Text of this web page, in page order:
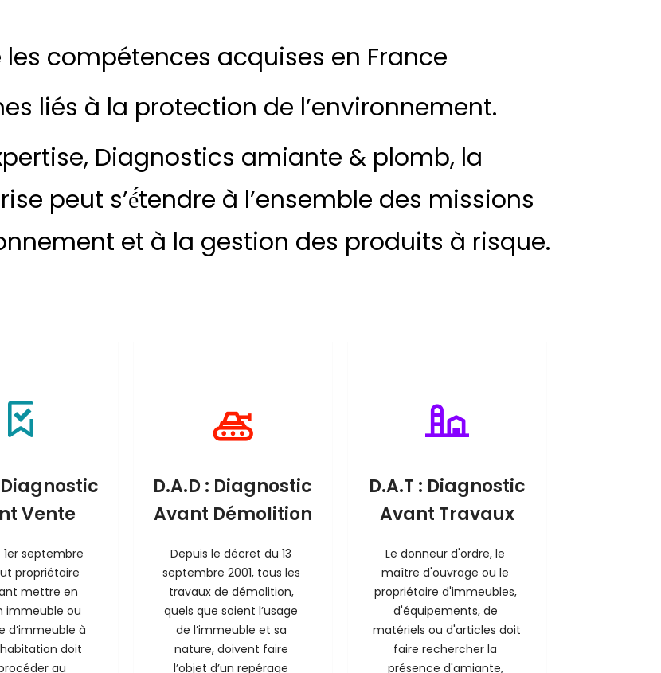
compétences acquises en France
liés à la protection de l’environnement.
Diagnostics amiante & plomb, la
peut s’é́tendre à l’ensemble des missions
et à la gestion des produits à risque.
Diagnostic
Vente
1er septembre
propriétaire
mettre en
immeuble ou
d’immeuble à
doit
au
D.A.D : Diagnostic
Avant Démolition
Depuis le décret du 13
septembre 2001, tous les
travaux de démolition,
quels que soient l’usage
de l’immeuble et sa
nature, doivent faire
l’objet d’un repérage
D.A.T : Diagnostic
Avant Travaux
Le donneur d'ordre, le
maître d'ouvrage ou le
propriétaire d'immeubles,
d'équipements, de
matériels ou d'articles doit
faire rechercher la
présence d'amiante,